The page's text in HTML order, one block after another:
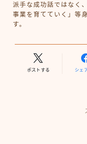
派手な成功話ではなく
事業を育てていく」等
す。
ポストする シェ